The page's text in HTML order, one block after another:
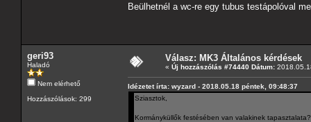
Beülhetnél a wc-re egy tubus testápolóval
geri93
Haladó
Nem elérhető
Hozzászólások: 299
Válasz: MK3 Általános kérdések
« Új hozzászólás #74440 Dátum:
Idézetet írta: wyzard - 2018.05.18 péntek, 09:48:37
Sziasztok,
Kormányküllők festésében van valakinek